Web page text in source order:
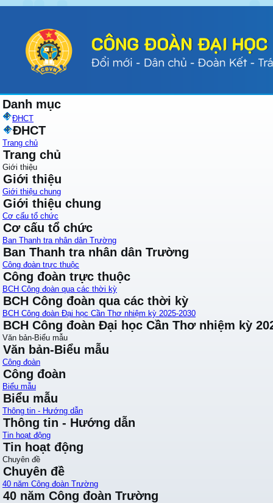
Danh mục
ĐHCT
ĐHCT
Trang chủ
Trang chủ
Giới thiệu
Giới thiệu
Giới thiệu chung
Giới thiệu chung
Cơ cấu tổ chức
Cơ cấu tổ chức
Ban Thanh tra nhân dân Trường
Ban Thanh tra nhân dân Trường
Công đoàn trực thuộc
Công đoàn trực thuộc
BCH Công đoàn qua các thời kỳ
BCH Công đoàn qua các thời kỳ
BCH Công đoàn Đại học Cần Thơ nhiệm kỳ 2025-2030
BCH Công đoàn Đại học Cần Thơ nhiệm kỳ
Văn bản-Biểu mẫu
Văn bản-Biểu mẫu
Công đoàn
Công đoàn
Biểu mẫu
Biểu mẫu
Thông tin - Hướng dẫn
Thông tin - Hướng dẫn
Tin hoạt động
Tin hoạt động
Chuyên đề
Chuyên đề
40 năm Công đoàn Trường
40 năm Công đoàn Trường